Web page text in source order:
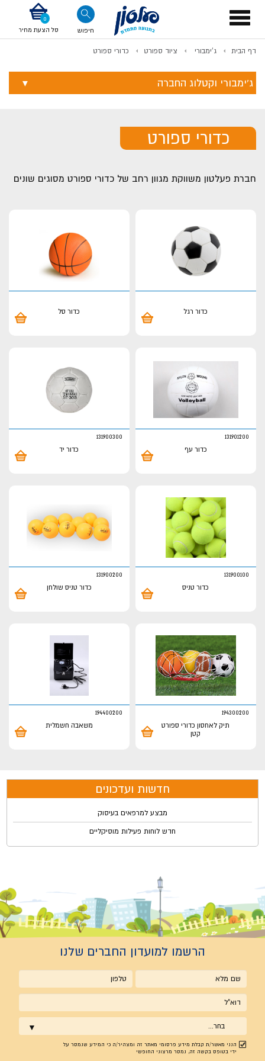
Toggle
navigation
חיפוש סל הצעת מחיר
דף הבית ג'ימבורי ציוד ספורט כדורי ספורט
ג'ימבורי וקטלוג החברה
כדורי ספורט
חברת פעלטון משווקת מגוון רחב של כדורי ספורט מסוגים שונים
כדור רגל כדור סל
131901200
כדור עף
131900300
כדור יד
131900100
כדור טניס
131900200
כדור טניס שולחן
194300200
תיק לאחסון כדורי ספורט
קטן
194400200
משאבה חשמלית
חדשות ועדכונים
מבצע למרפאים בעיסוק
חדש לוחות פעילות מוסיקליים
הרשמו למועדון החברים שלנו
שם
מלא
טלפון
אימייל
בחר...
הנני מאשר/ת קבלת מידע פרסומי מאתר זה ומצהיר/ה כי המידע שנמסר על
ידי בטופס בקשה זה, נמסר מרצוני החופשי